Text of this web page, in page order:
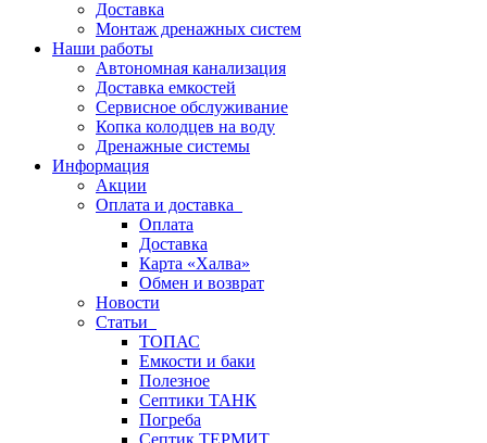
Доставка
Монтаж дренажных систем
Наши работы
Автономная канализация
Доставка емкостей
Сервисное обслуживание
Копка колодцев на воду
Дренажные системы
Информация
Акции
Оплата и доставка
Оплата
Доставка
Карта «Халва»
Обмен и возврат
Новости
Статьи
ТОПАС
Емкости и баки
Полезное
Септики ТАНК
Погреба
Септик ТЕРМИТ